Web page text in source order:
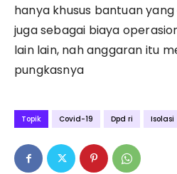
hanya khusus bantuan
juga sebagai biaya
lain lain, nah anggaran itu
pungkasnya
Topik Covid-19 Dpd ri Isolasi